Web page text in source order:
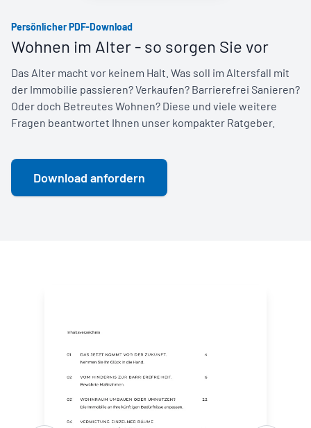
Persönlicher PDF-Download
Wohnen im Alter - so sorgen Sie vor
Das Alter macht vor keinem Halt. Was soll im Altersfall mit
der Immobilie passieren? Verkaufen? Barrierefrei Sanieren?
Oder doch Betreutes Wohnen? Diese und viele weitere
Fragen beantwortet Ihnen unser kompakter Ratgeber.
Download anfordern